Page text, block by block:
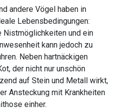
andere Vögel haben in
Lebensbedingungen:
Nistmöglichkeiten und ein
kann jedoch zu
Neben hartnäckigen
der nicht nur unschön
auf Stein und Metall wirkt,
Ansteckung mit Krankheiten
einher.